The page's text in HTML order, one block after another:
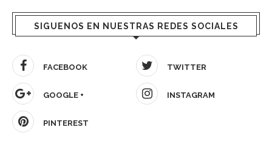
SIGUENOS EN NUESTRAS REDES SOCIALES
FACEBOOK TWITTER
GOOGLE + INSTAGRAM
PINTEREST